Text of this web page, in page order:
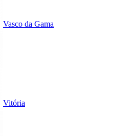
Vasco da Gama
Vitória